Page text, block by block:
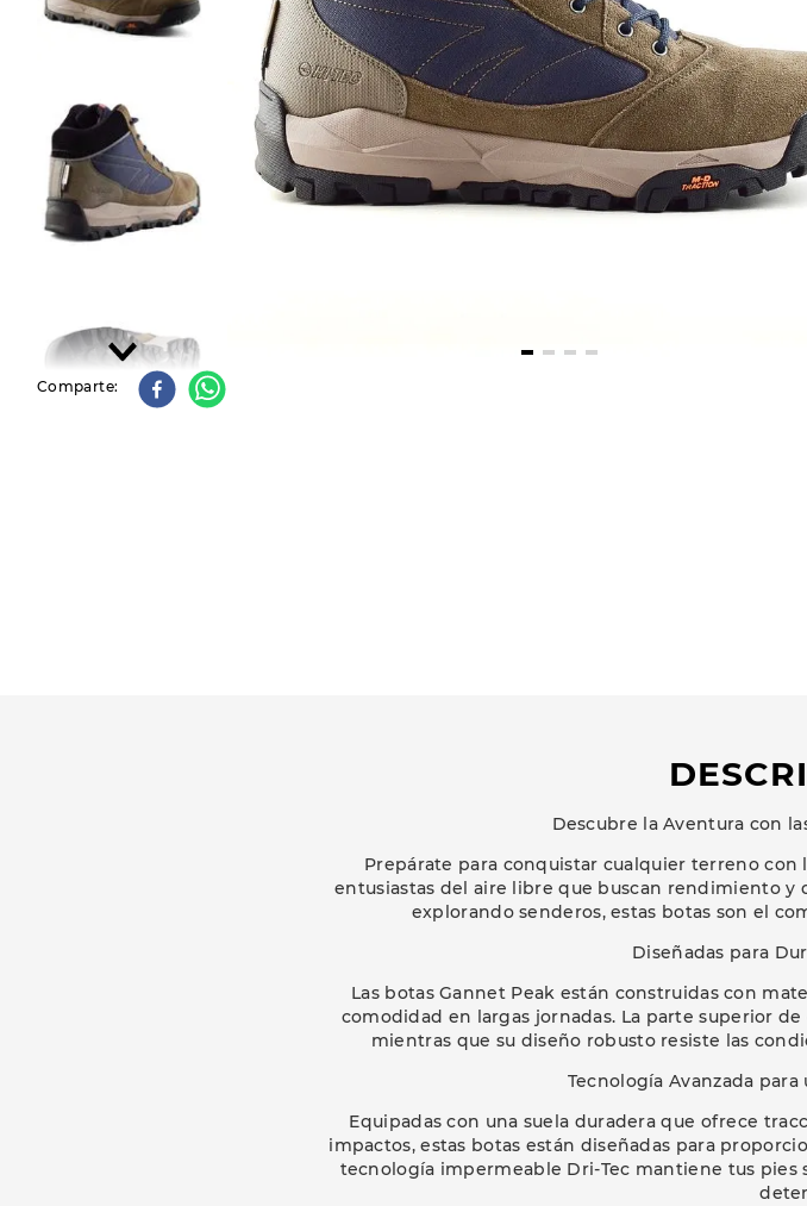
Comparte
Descubre la Aventura con
Prepárate para conquistar cualquier terreno con
entusiastas del aire libre que buscan rendimiento y
explorando senderos, estas botas son el
Diseñadas para
Las botas Gannet Peak están construidas con
comodidad en largas jornadas. La parte superior
mientras que su diseño robusto resiste las
Tecnología Avanzada
Equipadas con una suela duradera que ofrece
impactos, estas botas están diseñadas para
tecnología impermeable Dri-Tec mantiene tus pies
10. botas dama